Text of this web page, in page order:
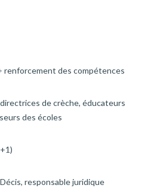
renforcement des compétences
de crèche, éducateurs
des écoles
responsable juridique